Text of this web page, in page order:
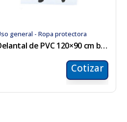
general - Ropa protectora
Delantal de PVC 120×90 cm blanco
Cotizar